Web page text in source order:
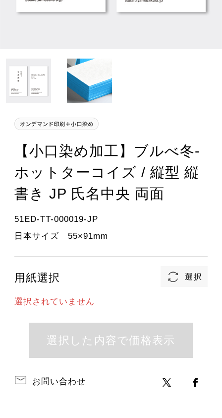
【小口染め加工】ブルべ冬-
ホットターコイズ / 縦型 縦
書き JP 氏名中央 両面
51ED-TT-000019-JP
日本サイズ 55×91mm
用紙選択
選択されていません
お問い合わせ